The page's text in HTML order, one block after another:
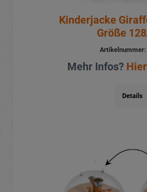
Kinderjacke
Größe
Artikelnummer:
Mehr Infos?
Details